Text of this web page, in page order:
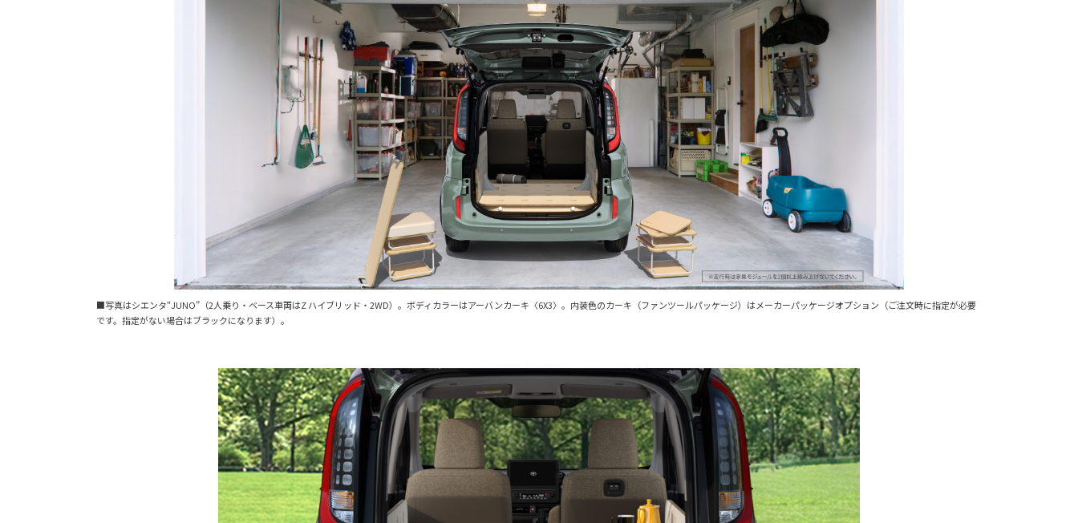
■写真はシエンタ“JUNO”（2人乗り・ベース車両はZ ハイブリッド・2WD）。ボディカラーはアーバンカーキ〈6X3〉。内装色のカーキ（ファンツールパッケージ）はメーカーパッケージオプション（ご注文時に指定が必要
です。指定がない場合はブラックになります）。